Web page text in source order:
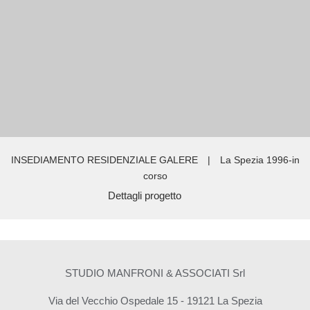
INSEDIAMENTO RESIDENZIALE GALERE |
La Spezia 1996-in
corso
Dettagli progetto
STUDIO MANFRONI & ASSOCIATI Srl
Via del Vecchio Ospedale 15 - 19121 La Spezia